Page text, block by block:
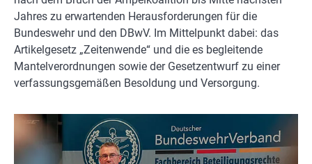
Jahres zu erwartenden Herausforderungen für die
Bundeswehr und den DBwV. Im Mittelpunkt dabei: das
Artikelgesetz „Zeitenwende“ und die es begleitende
Mantelverordnungen sowie der Gesetzentwurf zu einer
verfassungsgemäßen Besoldung und Versorgung.